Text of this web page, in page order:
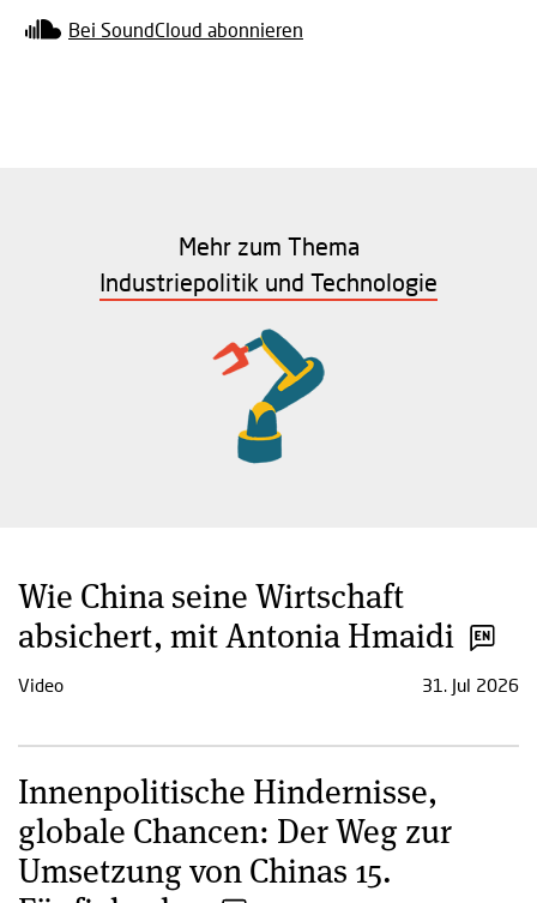
Bei SoundCloud abonnieren
Mehr zum Thema
Industriepolitik und Technologie
Wie China seine Wirtschaft
absichert, mit Antonia Hmaidi
Video 31. Jul 2026
Innenpolitische Hindernisse,
globale Chancen: Der Weg zur
Umsetzung von Chinas 15.